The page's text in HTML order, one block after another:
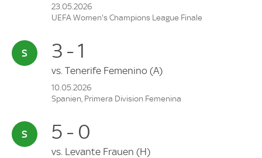
23.05.2026
UEFA Women's Champions League Finale
3 - 1
vs. Tenerife Femenino (A)
10.05.2026
Spanien, Primera Division Femenina
5 - 0
vs. Levante Frauen (H)